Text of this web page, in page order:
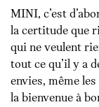
MINI, c’est
la certitude que
qui ne veulent
tout ce qu’il y a
envies, même
la bienvenue à